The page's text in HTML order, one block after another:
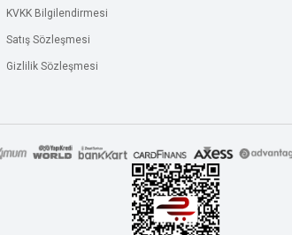
KVKK Bilgilendirmesi
Satış Sözleşmesi
Gizlilik Sözleşmesi